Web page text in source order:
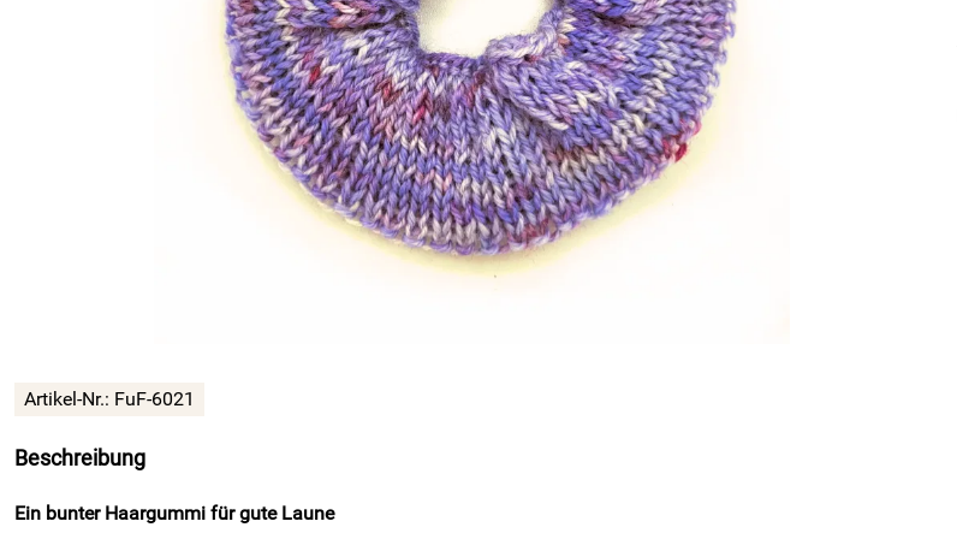
Artikel-Nr.: FuF-6021
Beschreibung
Ein bunter Haargummi für gute Laune